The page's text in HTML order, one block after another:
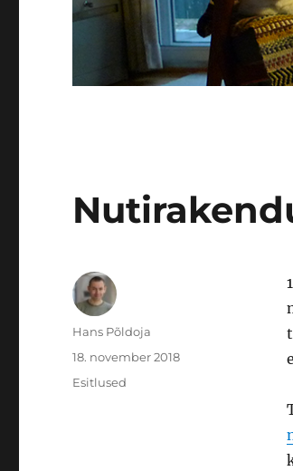
Autor
Hans Põldoja
Postitatud
18. november 2018
Rubriigid
Esitlused